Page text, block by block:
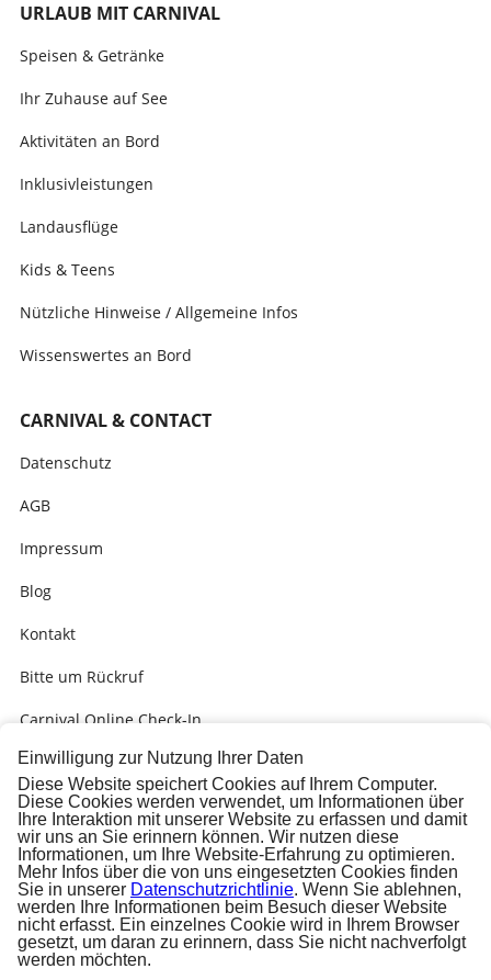
URLAUB MIT CARNIVAL
Speisen & Getränke
Ihr Zuhause auf See
Aktivitäten an Bord
Inklusivleistungen
Landausflüge
Kids & Teens
Nützliche Hinweise / Allgemeine Infos
Wissenswertes an Bord
CARNIVAL & CONTACT
Datenschutz
AGB
Impressum
Blog
Kontakt
Bitte um Rückruf
Carnival Online Check-In
Kabinengrüsse
Presse
Carnival Check-In Ausfüllhilfe (PDF)
Einwilligung zur Nutzung Ihrer Daten
Diese Website speichert Cookies auf Ihrem Computer.
Diese Cookies werden verwendet, um Informationen über
Ihre Interaktion mit unserer Website zu erfassen und damit
wir uns an Sie erinnern können. Wir nutzen diese
Informationen, um Ihre Website-Erfahrung zu optimieren.
Mehr Infos über die von uns eingesetzten Cookies finden
Sie in unserer Datenschutzrichtlinie. Wenn Sie ablehnen,
werden Ihre Informationen beim Besuch dieser Website
nicht erfasst. Ein einzelnes Cookie wird in Ihrem Browser
gesetzt, um daran zu erinnern, dass Sie nicht nachverfolgt
werden möchten.